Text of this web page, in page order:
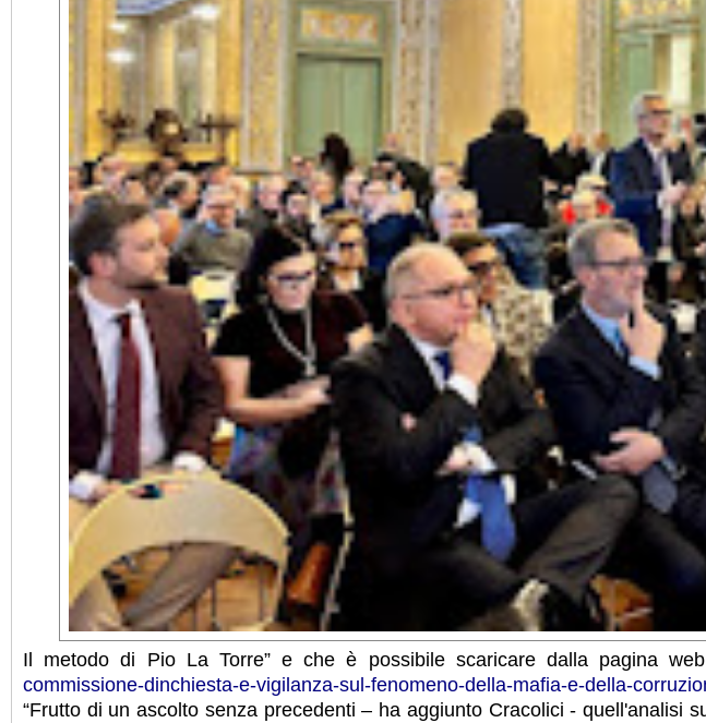
Il metodo di Pio La Torre” e che è possibile scaricare dalla pagina
commissione-dinchiesta-e-vigilanza-sul-fenomeno-della-mafia-e-della-
“Frutto di un ascolto senza precedenti – ha aggiunto Cracolici - quell'analisi